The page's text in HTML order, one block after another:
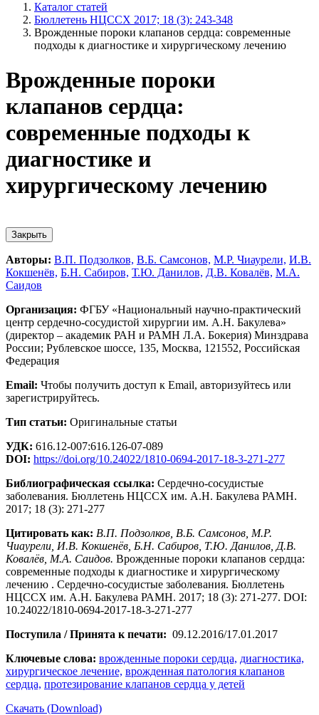
Каталог статей
Бюллетень НЦССХ 2017; 18 (3): 243-348
Врожденные пороки клапанов сердца: современные
подходы к диагностике и хирургическому лечению
Врожденные пороки
клапанов сердца:
современные подходы к
диагностике и
хирургическому лечению
Закрыть
Авторы: В.П. Подзолков, В.Б. Самсонов, М.Р. Чиаурели, И.В.
Кокшенёв, Б.Н. Сабиров, Т.Ю. Данилов, Д.В. Ковалёв, М.А.
Саидов
Организация: ФГБУ «Национальный научно-практический
центр сердечно-сосудистой хирургии им. А.Н. Бакулева»
(директор – академик РАН и РАМН Л.А. Бокерия) Минздрава
России; Рублевское шоссе, 135, Москва, 121552, Российская
Федерация
Email: Чтобы получить доступ к Email, авторизуйтесь или
зарегистрируйтесь.
Тип статьи: Оригинальные статьи
УДК: 616.12-007:616.126-07-089
DOI: https://doi.org/10.24022/1810-0694-2017-18-3-271-277
Библиографическая ссылка: Сердечно-сосудистые
заболевания. Бюллетень НЦССХ им. А.Н. Бакулева РАМН.
2017; 18 (3): 271-277
Цитировать как: В.П. Подзолков, В.Б. Самсонов, М.Р.
Чиаурели, И.В. Кокшенёв, Б.Н. Сабиров, Т.Ю. Данилов, Д.В.
Ковалёв, М.А. Саидов. Врожденные пороки клапанов сердца:
современные подходы к диагностике и хирургическому
лечению . Сердечно-сосудистые заболевания. Бюллетень
НЦССХ им. А.Н. Бакулева РАМН. 2017; 18 (3): 271-277. DOI:
10.24022/1810-0694-2017-18-3-271-277
Поступила / Принята к печати: 09.12.2016/17.01.2017
Ключевые слова: врожденные пороки сердца, диагностика,
хирургическое лечение, врожденная патология клапанов
сердца, протезирование клапанов сердца у детей
Скачать (Download)